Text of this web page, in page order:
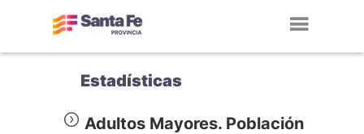
Estadísticas
Adultos Mayores. Población